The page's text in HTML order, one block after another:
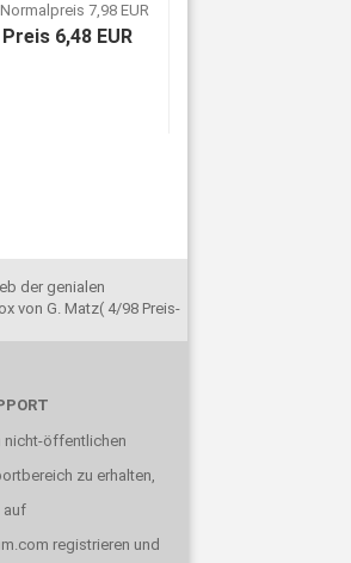
7,98 EUR
6,48 EUR
der genialen
von G. Matz( 4/98 Preis-
nicht-öffentlichen
zu erhalten,
auf
registrieren und